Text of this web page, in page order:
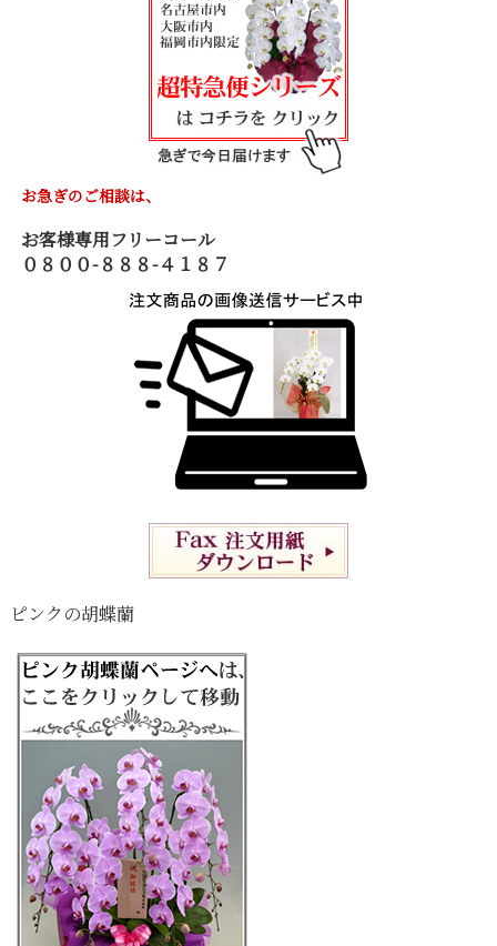
お急ぎのご相談は、
お客様専用フリーコール
０８００-８８８-４１８７
ピンクの胡蝶蘭